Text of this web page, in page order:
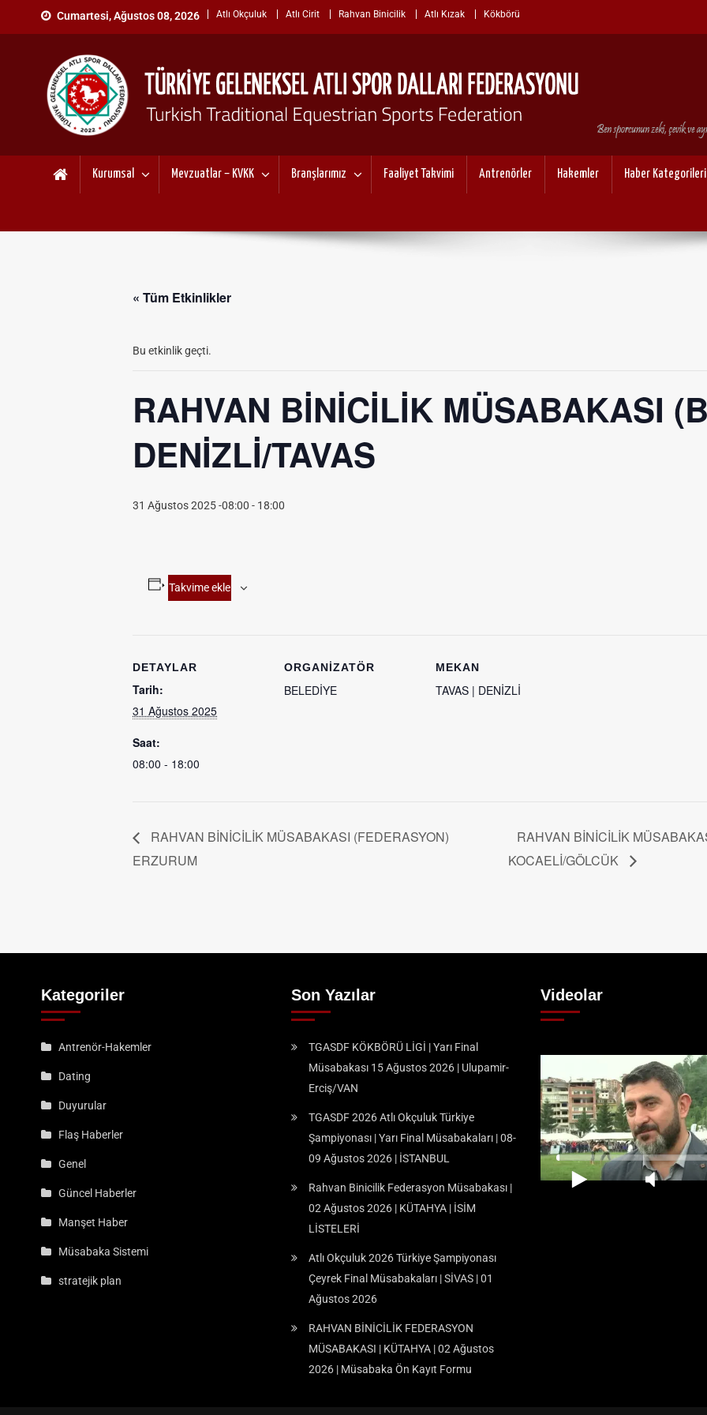
Cumartesi, Ağustos 08, 2026 Atlı Okçuluk Atlı Cirit Rahvan Binicilik Atlı Kızak Kökbörü
TÜRKİYE GELENEKSEL ATLI SPOR DALLARI
"Gelenekten, Geleceğe "
Kurumsal Mevzuatlar – KVKK Branşlarımız Faaliyet Takvimi Antrenörler Hakemler Haber Kategorileri
« Tüm Etkinlikler
Bu etkinlik geçti.
RAHVAN BİNİCİLİK MÜSABAKASI
DENİZLİ/TAVAS
31 Ağustos 2025 -08:00 - 18:00
Takvime ekle
DETAYLAR
Tarih:
31 Ağustos 2025
Saat:
08:00 - 18:00
ORGANIZATÖR
BELEDİYE
MEKAN
TAVAS | DENİZLİ
RAHVAN BİNİCİLİK MÜSABAKASI (FEDERASYON)
ERZURUM
RAHVAN BİNİCİLİK
KOCAELİ/GÖLCÜK
Kategoriler
Antrenör-Hakemler
Dating
Duyurular
Flaş Haberler
Genel
Güncel Haberler
Manşet Haber
Müsabaka Sistemi
stratejik plan
Son Yazılar
TGASDF KÖKBÖRÜ LİGİ | Yarı Final
Müsabakası 15 Ağustos 2026 | Ulupamir-
Erciş/VAN
TGASDF 2026 Atlı Okçuluk Türkiye
Şampiyonası | Yarı Final Müsabakaları | 08-
09 Ağustos 2026 | İSTANBUL
Rahvan Binicilik Federasyon Müsabakası |
02 Ağustos 2026 | KÜTAHYA | İSİM
LİSTELERİ
Atlı Okçuluk 2026 Türkiye Şampiyonası
Çeyrek Final Müsabakaları | SİVAS | 01
Ağustos 2026
RAHVAN BİNİCİLİK FEDERASYON
MÜSABAKASI | KÜTAHYA | 02 Ağustos
2026 | Müsabaka Ön Kayıt Formu
Videolar